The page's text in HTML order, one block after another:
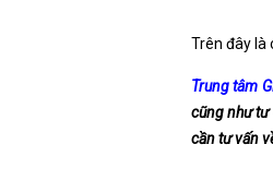
Trên đây là
Trung tâm
cũng như tư
cần tư vấn